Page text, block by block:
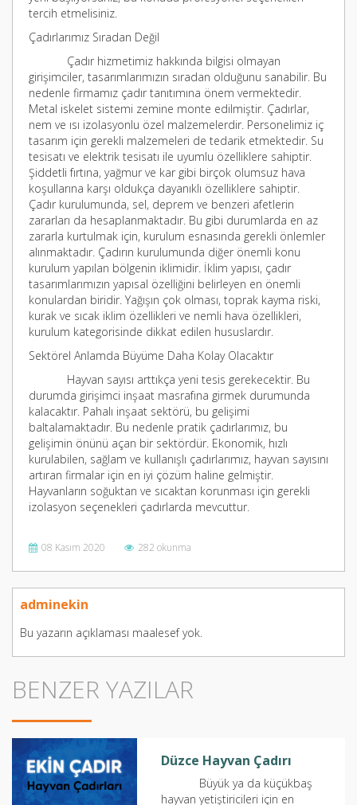
tercih etmelisiniz.
Çadırlarımız Sıradan Değil
Çadır hizmetimiz hakkında bilgisi olmayan
girişimciler, tasarımlarımızın sıradan olduğunu sanabilir. Bu
nedenle firmamız çadır tanıtımına önem vermektedir.
Metal iskelet sistemi zemine monte edilmiştir. Çadırlar,
nem ve ısı izolasyonlu özel malzemelerdir. Personelimiz iç
tasarım için gerekli malzemeleri de tedarik etmektedir. Su
tesisatı ve elektrik tesisatı ile uyumlu özelliklere sahiptir.
Şiddetli fırtına, yağmur ve kar gibi birçok olumsuz hava
koşullarına karşı oldukça dayanıklı özelliklere sahiptir.
Çadır kurulumunda, sel, deprem ve benzeri afetlerin
zararları da hesaplanmaktadır. Bu gibi durumlarda en az
zararla kurtulmak için, kurulum esnasında gerekli önlemler
alınmaktadır. Çadırın kurulumunda diğer önemli konu
kurulum yapılan bölgenin iklimidir. İklim yapısı, çadır
tasarımlarımızın yapısal özelliğini belirleyen en önemli
konulardan biridir. Yağışın çok olması, toprak kayma riski,
kurak ve sıcak iklim özellikleri ve nemli hava özellikleri,
kurulum kategorisinde dikkat edilen hususlardır.
Sektörel Anlamda Büyüme Daha Kolay Olacaktır
Hayvan sayısı arttıkça yeni tesis gerekecektir. Bu
durumda girişimci inşaat masrafına girmek durumunda
kalacaktır. Pahalı inşaat sektörü, bu gelişimi
baltalamaktadır. Bu nedenle pratik çadırlarımız, bu
gelişimin önünü açan bir sektördür. Ekonomik, hızlı
kurulabilen, sağlam ve kullanışlı çadırlarımız, hayvan sayısını
artıran firmalar için en iyi çözüm haline gelmiştir.
Hayvanların soğuktan ve sıcaktan korunması için gerekli
izolasyon seçenekleri çadırlarda mevcuttur.
08 Kasım 2020 282 okunma
adminekin
Bu yazarın açıklaması maalesef yok.
BENZER YAZILAR
Düzce Hayvan Çadırı
Büyük ya da küçükbaş
hayvan yetiştiricileri için en